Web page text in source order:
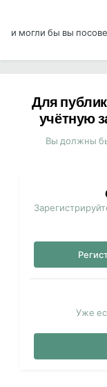
и могли бы вы
Для
учётную
Вы должны
Уже